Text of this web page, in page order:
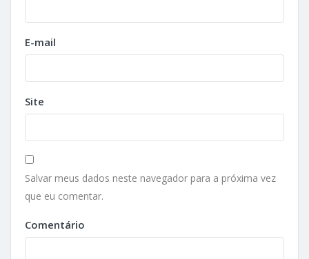
E-mail
Site
Salvar meus dados neste navegador para a próxima vez
que eu comentar.
Comentário